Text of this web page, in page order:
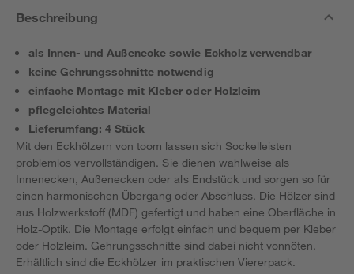
Beschreibung
als Innen- und Außenecke sowie Eckholz verwendbar
keine Gehrungsschnitte notwendig
einfache Montage mit Kleber oder Holzleim
pflegeleichtes Material
Lieferumfang: 4 Stück
Mit den Eckhölzern von toom lassen sich Sockelleisten
problemlos vervollständigen. Sie dienen wahlweise als
Innenecken, Außenecken oder als Endstück und sorgen so für
einen harmonischen Übergang oder Abschluss. Die Hölzer sind
aus Holzwerkstoff (MDF) gefertigt und haben eine Oberfläche in
Holz-Optik. Die Montage erfolgt einfach und bequem per Kleber
oder Holzleim. Gehrungsschnitte sind dabei nicht vonnöten.
Erhältlich sind die Eckhölzer im praktischen Viererpack.